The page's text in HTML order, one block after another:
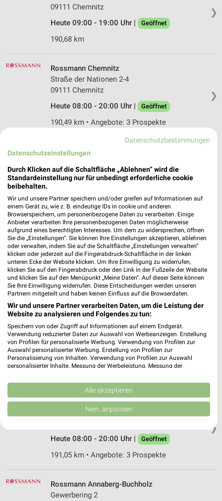
❯
09111 Chemnitz
Heute 09:00 - 19:00 Uhr |
Geöffnet
190,68 km
❯
Rossmann Chemnitz
Straße der Nationen 2-4
09111 Chemnitz
Heute 08:00 - 20:00 Uhr |
Geöffnet
190,49 km • Angebote: 3 Prospekte
Ernsting's family Chemnitz
09116 Chemnitz
194,38 km
Ernsting's family Chemnitz
Thomas-Mann-Platz 1
09130 Chemnitz
Heute 09:00 - 20:00 Uhr | Geöffnet
188,88 km
Rossmann Marienberg
Johann-Ehrenfried-Wagner-Str. 8
09496 Marienberg
Heute 08:00 - 20:00 Uhr | Geöffnet
❯
Rossmann Chemnitz
Weststr. 96
Heute 08:00 - 20:00 Uhr |
Geöffnet
191,05 km • Angebote: 3 Prospekte
Rossmann Annaberg-Buchholz
Gewerbering 2
Datenschutzbestimmungen
Datenschutzeinstellungen
Durch Klicken auf die Schaltfläche „Ablehnen“ wird die
Standardeinstellung nur für unbedingt erforderliche cookie
beibehalten.
Wir und unsere Partner speichern und/oder greifen auf Informationen auf
einem Gerät zu, wie z. B. eindeutige IDs in cookie und anderen
Browserspeichern, um personenbezogene Daten zu verarbeiten. Einige
Anbieter verarbeiten Ihre personenbezogenen Daten möglicherweise
aufgrund eines berechtigten Interesses. Um dem zu widersprechen, öffnen
Sie die „Einstellungen“. Sie können Ihre Einstellungen akzeptieren, ablehnen
oder verwalten, indem Sie auf die Schaltfläche „Einstellungen verwalten“
klicken oder jederzeit auf die Fingerabdruck-Schaltfläche in der linken
unteren Ecke der Website klicken. Um Ihre Einwilligung zu widerrufen,
klicken Sie auf den Fingerabdruck oder den Link in der Fußzeile der Website
und klicken Sie auf den Menüpunkt „Meine Daten“. Auf dieser Seite können
Sie Ihre Einwilligung widerrufen. Diese Entscheidungen werden unseren
Partnern mitgeteilt und haben keinen Einfluss auf die Browserdaten.
Wir und unsere Partner verarbeiten Daten, um die Leistung der
Website zu analysieren und Folgendes zu tun:
Speichern von oder Zugriff auf Informationen auf einem Endgerät.
Verwendung reduzierter Daten zur Auswahl von Werbeanzeigen. Erstellung
von Profilen für personalisierte Werbung. Verwendung von Profilen zur
Auswahl personalisierter Werbung. Erstellung von Profilen zur
Personalisierung von Inhalten. Verwendung von Profilen zur Auswahl
personalisierter Inhalte. Messung der Werbeleistung. Messung der
Kombinationen von Daten aus verschiedenen Quellen. Entwicklung und
Verbesserung der Angebote. Verwendung reduzierter Daten zur Auswahl
von Inhalten.
Daten können außerhalb der Europäischen Union weitergegeben und in die
Website/App.
Wir nutzen Ihre Daten für folgende Zwecke:
Speichern von oder Zugriff auf Informationen
auf einem Endgerät
Alle akzeptieren
Nein, anpassen